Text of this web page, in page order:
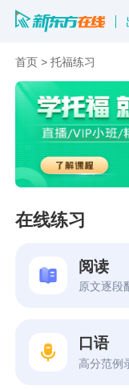
首页 >托福练习
在线练习
阅读
原文逐段
口语
高分范例